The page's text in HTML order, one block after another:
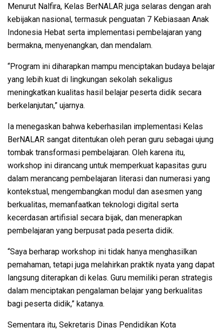
Menurut Nalfira, Kelas BerNALAR juga selaras dengan arah
kebijakan nasional, termasuk penguatan 7 Kebiasaan Anak
Indonesia Hebat serta implementasi pembelajaran yang
bermakna, menyenangkan, dan mendalam.
“Program ini diharapkan mampu menciptakan budaya belajar
yang lebih kuat di lingkungan sekolah sekaligus
meningkatkan kualitas hasil belajar peserta didik secara
berkelanjutan,” ujarnya.
Ia menegaskan bahwa keberhasilan implementasi Kelas
BerNALAR sangat ditentukan oleh peran guru sebagai ujung
tombak transformasi pembelajaran. Oleh karena itu,
workshop ini dirancang untuk memperkuat kapasitas guru
dalam merancang pembelajaran literasi dan numerasi yang
kontekstual, mengembangkan modul dan asesmen yang
berkualitas, memanfaatkan teknologi digital serta
kecerdasan artifisial secara bijak, dan menerapkan
pembelajaran yang berpusat pada peserta didik.
“Saya berharap workshop ini tidak hanya menghasilkan
pemahaman, tetapi juga melahirkan praktik nyata yang dapat
langsung diterapkan di kelas. Guru memiliki peran strategis
dalam menciptakan pengalaman belajar yang berkualitas
bagi peserta didik,” katanya.
Sementara itu, Sekretaris Dinas Pendidikan Kota